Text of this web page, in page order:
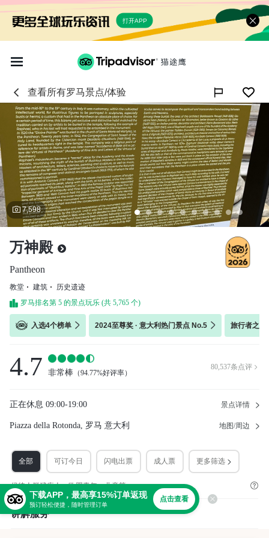
打开APP
查看所有罗马景点/体验
 7,598
万神殿
Pantheon
教堂 建筑
历史遗迹
罗马排名第 5 的景点玩乐 (共 5,765 个)
入选4个榜单 2024至尊奖 · 意大利热门景点 No.5 旅行者之选
4.7 非常棒 （94.77%好评率）
80,537条点评 
正在休息 09:00-19:00 景点详情
Piazza della Rotonda, 罗马 意大利 地图/周边
全部 可订今日 闪电出票 成人票 更多筛选
优待人群残疾人，欧盟青年，儿童等。
讲解服务
下载APP，最高享15%订单返现
预订轻松便捷，随时管理订单
点击查看